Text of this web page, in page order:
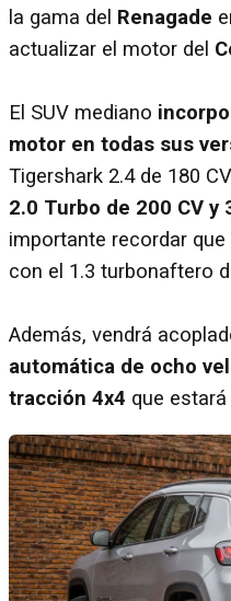
la gama del Renagade
actualizar el motor del
El SUV mediano
motor en todas sus
Tigershark 2.4 de 180
2.0 Turbo de 200 CV y
importante recordar
con el 1.3 turbonaftero
Además, vendrá
automática de ocho
tracción 4x4 que